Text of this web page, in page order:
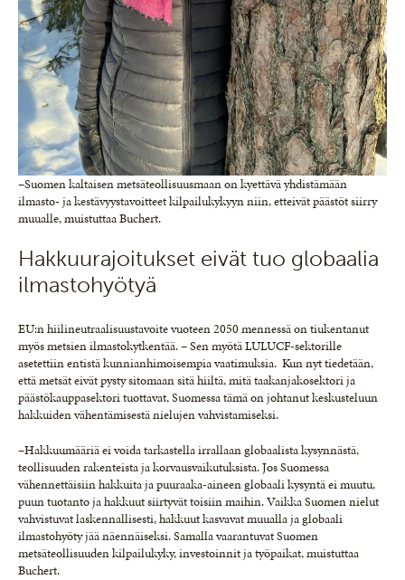
–Suomen kaltaisen metsäteollisuusmaan on kyettävä yhdistämään
ilmasto- ja kestävyystavoitteet kilpailukykyyn niin, etteivät päästöt siirry
muualle, muistuttaa Buchert.
Hakkuurajoitukset eivät tuo globaalia
ilmastohyötyä
EU:n hiilineutraalisuustavoite vuoteen 2050 mennessä on tiukentanut
myös metsien ilmastokytkentää. – Sen myötä LULUCF-sektorille
asetettiin entistä kunnianhimoisempia vaatimuksia. Kun nyt tiedetään,
että metsät eivät pysty sitomaan sitä hiiltä, mitä taakanjakosektori ja
päästökauppasektori tuottavat, Suomessa tämä on johtanut keskusteluun
hakkuiden vähentämisestä nielujen vahvistamiseksi.
–Hakkuumääriä ei voida tarkastella irrallaan globaalista kysynnästä,
teollisuuden rakenteista ja korvausvaikutuksista. Jos Suomessa
vähennettäisiin hakkuita ja puuraaka-aineen globaali kysyntä ei muutu,
puun tuotanto ja hakkuut siirtyvät toisiin maihin. Vaikka Suomen nielut
vahvistuvat laskennallisesti, hakkuut kasvavat muualla ja globaali
ilmastohyöty jää näennäiseksi. Samalla vaarantuvat Suomen
metsäteollisuuden kilpailukyky, investoinnit ja työpaikat, muistuttaa
Buchert.